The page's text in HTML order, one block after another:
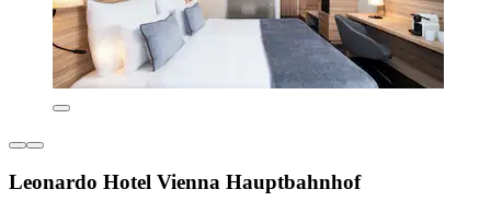
Leonardo Hotel Vienna Hauptbahnhof